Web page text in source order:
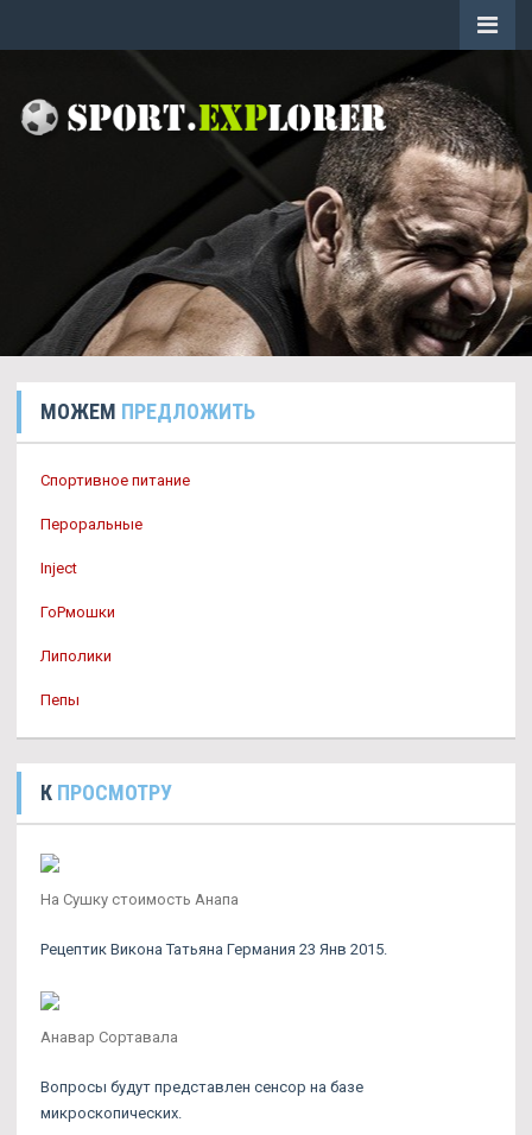
МОЖЕМ ПРЕДЛОЖИТЬ
Спортивное питание
Пероральные
Inject
ГоРмошки
Липолики
Пепы
К ПРОСМОТРУ
На Сушку стоимость Анапа
Рецептик Викона Татьяна Германия 23 Янв 2015.
Анавар Сортавала
Вопросы будут представлен сенсор на базе
микроскопических.